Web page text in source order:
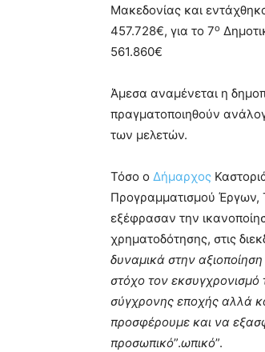
Μακεδονίας και
457.728€, για το 7ο
561.860€
Άμεσα αναμένεται η
πραγματοποιηθούν
των μελετών.
Τόσο ο Δήμαρχος
Προγραμματισμού Έργων,
εξέφρασαν την
χρηματοδότησης, στις
δυναμικά στην
στόχο τον
σύγχρονης εποχής αλλά
προσφέρουμε και να
προσωπικό”.ωπικό”.